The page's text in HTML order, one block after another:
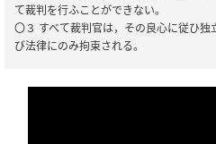
て裁判を行ふことができない。
〇３ すべて裁判官は，その良心に従ひ
び法律にのみ拘束される。